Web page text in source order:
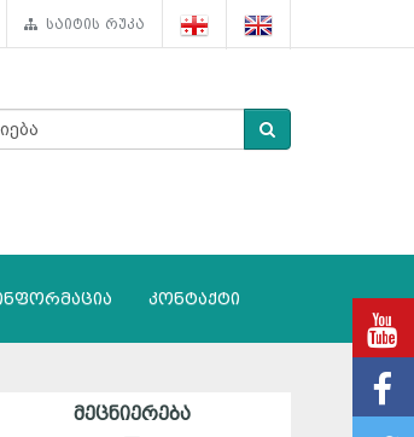
საიტის რუკა
კონტაქტი
ᲛᲔᲪᲜᲘᲔᲠᲔᲑᲐ